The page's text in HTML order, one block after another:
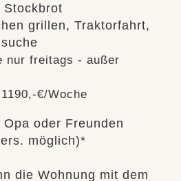
Stockbrot
grillen, Traktorfahrt,
nur freitags - außer
€/Woche
oder Freunden
möglich)*
die Wohnung mit dem